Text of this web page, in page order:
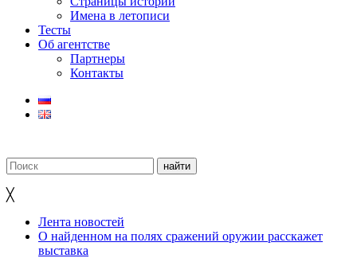
Имена в летописи
Тесты
Об агентстве
Партнеры
Контакты
╳
Лента новостей
О найденном на полях сражений оружии расскажет
выставка